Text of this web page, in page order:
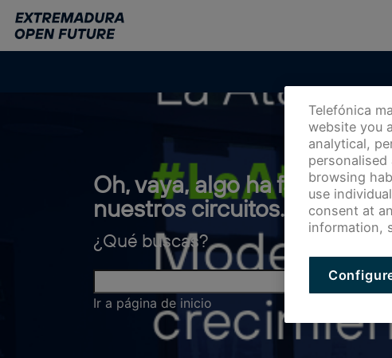
contenido
Oh, vaya, algo ha fallado en
nuestros circuitos.
¿Qué buscas?
Ir a página de inicio
Telefónica
website you
analytical,
browsing
use
consent at
information,